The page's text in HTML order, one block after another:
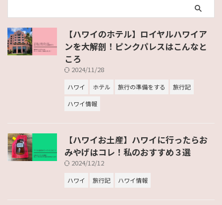
【ハワイのホテル】ロイヤルハワイア
ンを大解剖！ピンクパレスはこんなと
ころ
2024/11/28
ハワイ ホテル 旅行の準備をする
旅行記
ハワイ情報
【ハワイお土産】ハワイに行ったらお
みやげはコレ！私のおすすめ３選
2024/12/12
ハワイ 旅行記 ハワイ情報